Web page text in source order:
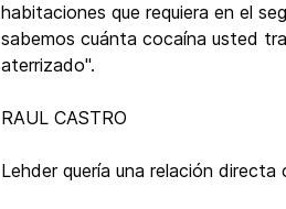
habitaciones que requiera en el
sabemos cuánta cocaína usted
aterrizado".
RAUL CASTRO
Lehder quería una relación